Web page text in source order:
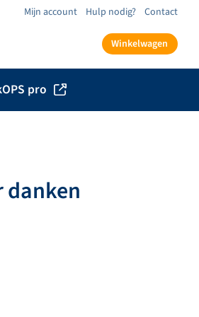
Mijn account Hulp nodig? Contact
Winkelwagen
OPS pro
danken